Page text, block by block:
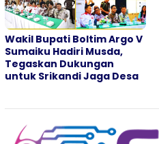
Wakil Bupati Boltim Argo V
Sumaiku Hadiri Musda,
Tegaskan Dukungan
untuk Srikandi Jaga Desa